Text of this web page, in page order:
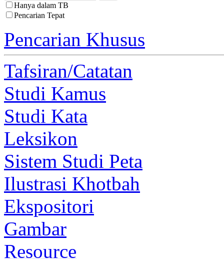
Hanya dalam TB
Pencarian Tepat
Pencarian Khusus
Tafsiran/Catatan
Studi Kamus
Studi Kata
Leksikon
Sistem Studi Peta
Ilustrasi Khotbah
Ekspositori
Gambar
Resource